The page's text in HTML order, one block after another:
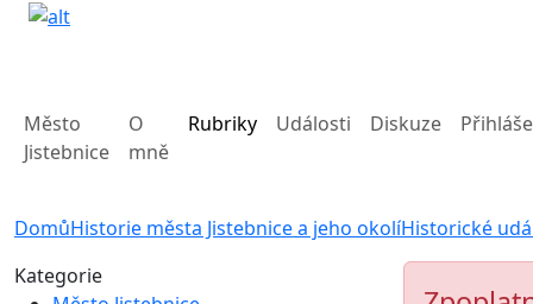
Město
Jistebnice
O
mně
Rubriky Události Diskuze
DomůHistorie města Jistebnice a jeho okolíHistorické
Kategorie